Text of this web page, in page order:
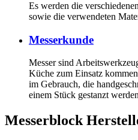
Es werden die
sowie die verwendeten
Messerkunde
Messer sind
Küche zum Einsatz
im Gebrauch, die
einem Stück gestanzt
Messerblock